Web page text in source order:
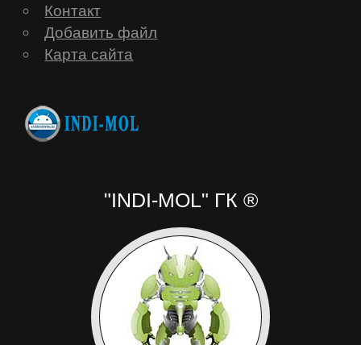
Контакт
Добавить файл
Карта сайта
"INDI-MOL" ГК ®